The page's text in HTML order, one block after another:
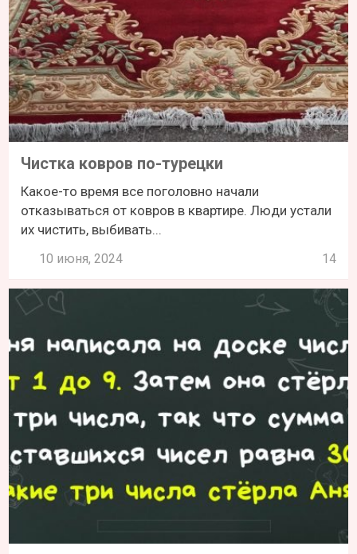
Чистка ковров по-турецки
Какое-то время все поголовно начали
отказываться от ковров в квартире. Люди устали
их чистить, выбивать...
10 июня, 2024 14